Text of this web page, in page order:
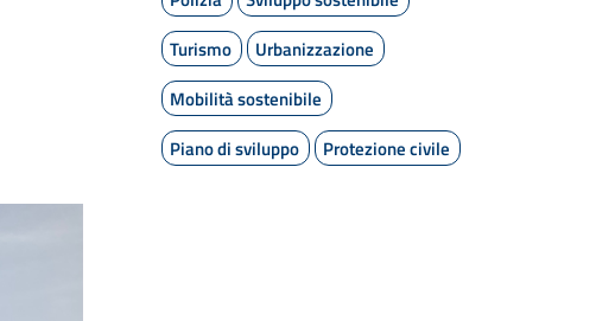
Turismo
Urbanizzazione
Mobilità sostenibile
Piano di sviluppo
Protezione civile